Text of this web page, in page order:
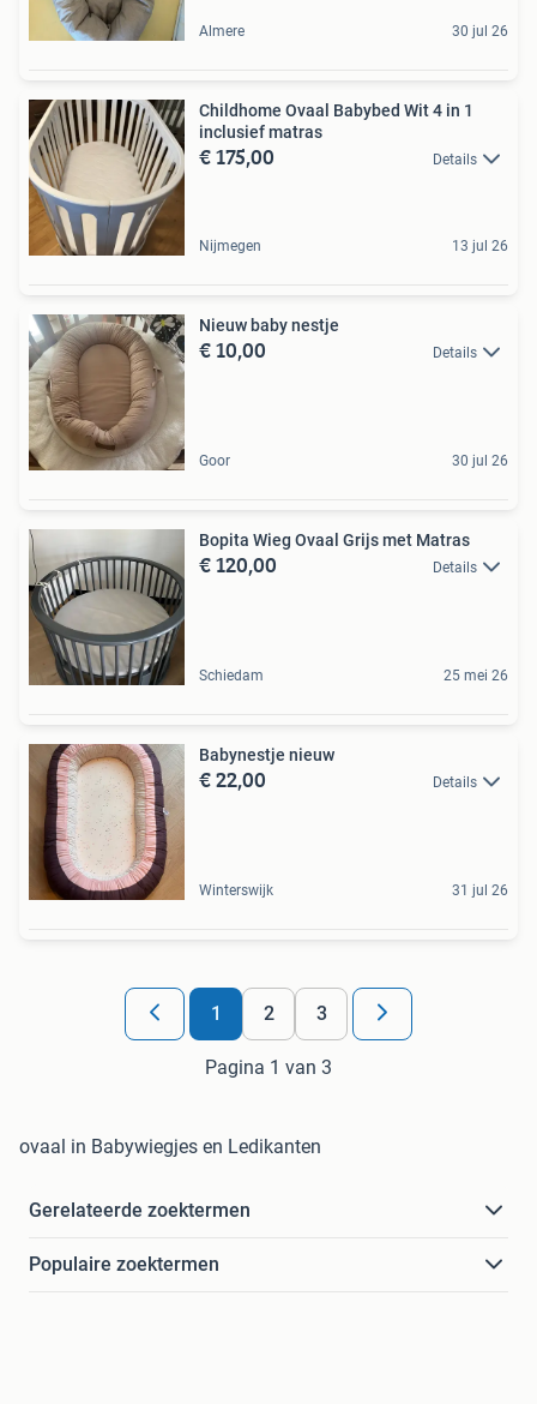
Almere 30 jul 26
Childhome Ovaal Babybed Wit 4 in 1
inclusief matras
€ 175,00 Details
Nijmegen 13 jul 26
Nieuw baby nestje
€ 10,00 Details
Goor 30 jul 26
Bopita Wieg Ovaal Grijs met Matras
€ 120,00 Details
Schiedam 25 mei 26
Babynestje nieuw
€ 22,00 Details
Winterswijk 31 jul 26
1 2 3
Pagina 1 van 3
ovaal in Babywiegjes en Ledikanten
Gerelateerde zoektermen
Populaire zoektermen